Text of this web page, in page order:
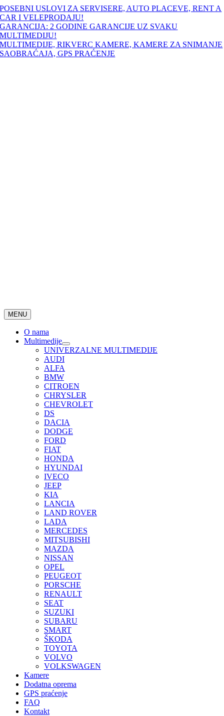
Skip
to
content
POSEBNI USLOVI ZA SERVISERE, AUTO PLACEVE, RENT A
CAR I VELEPRODAJU!
GARANCIJA: 2 GODINE GARANCIJE UZ SVAKU
MULTIMEDIJU!
MULTIMEDIJE, RIKVERC KAMERE, KAMERE ZA SNIMANJE
SAOBRAĆAJA, GPS PRAĆENJE
MENU
O nama
Multimedije
UNIVERZALNE MULTIMEDIJE
AUDI
ALFA
BMW
CITROEN
CHRYSLER
CHEVROLET
DS
DACIA
DODGE
FORD
FIAT
HONDA
HYUNDAI
IVECO
JEEP
KIA
LANCIA
LAND ROVER
LADA
MERCEDES
MITSUBISHI
MAZDA
NISSAN
OPEL
PEUGEOT
PORSCHE
RENAULT
SEAT
SUZUKI
SUBARU
SMART
ŠKODA
TOYOTA
VOLVO
VOLKSWAGEN
Kamere
Dodatna oprema
GPS praćenje
FAQ
Kontakt